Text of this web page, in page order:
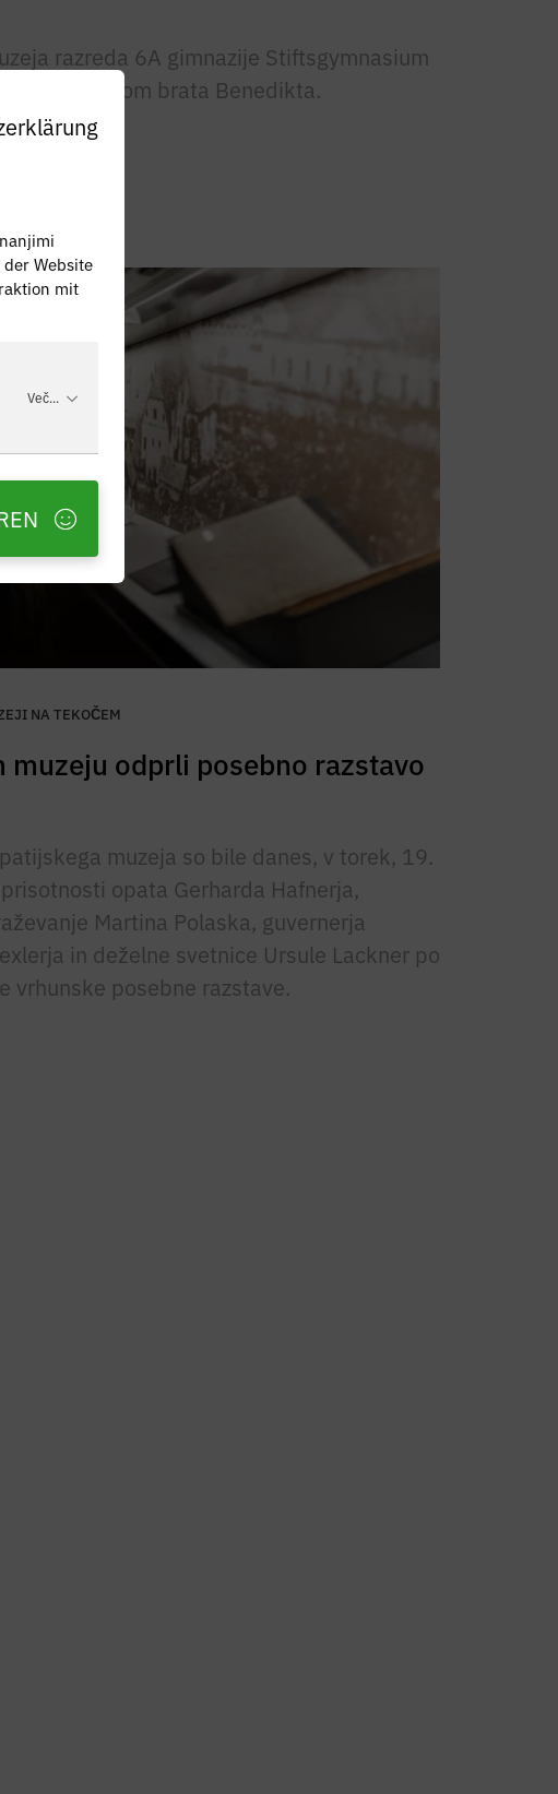
razreda 6A gimnazije Stiftsgymnasium
vodstvom brata Benedikta.
NA TEKOČEM
muzeju odprli posebno razstavo
muzeja so bile danes, v torek, 19.
opata Gerharda Hafnerja,
Martina Polaska, guvernerja
in deželne svetnice Ursule Lackner po
vrhunske posebne razstave.
Website
mit
Več...